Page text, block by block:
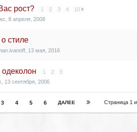
рост? 1 2 3 4
10
8 апреля, 2008
стиле
13 мая, 2016
1 2
3
13 сентября, 2006
3 4 5 6 ДАЛЕЕ Страница 1